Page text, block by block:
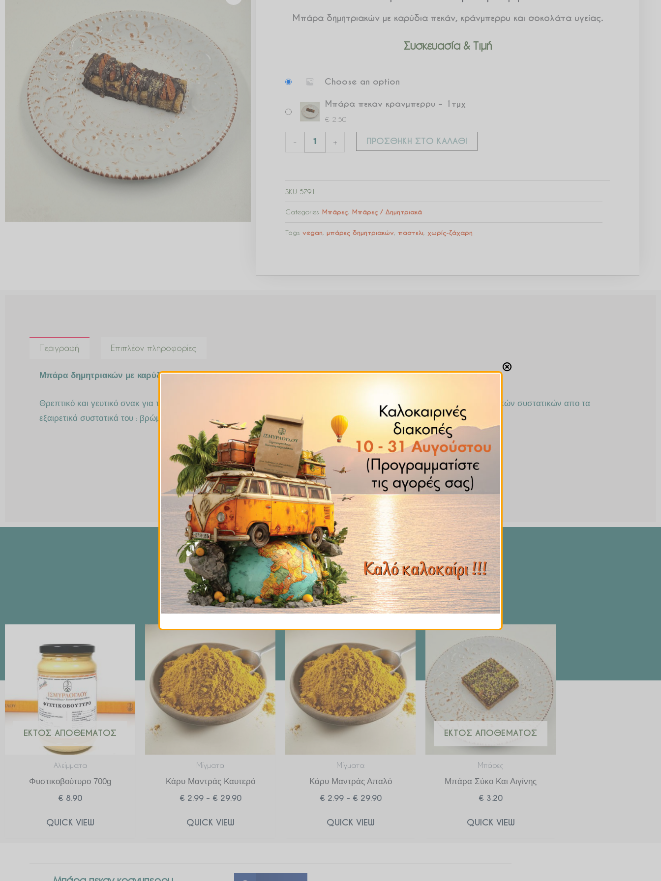
Μπάρα δημητριακών με καρύδια πεκάν, κράνμπερρυ και σοκολάτα υγείας.
Συσκευασία & Τιμή
Choose an option
Μπάρα πεκαν κρανμπερρυ – 1τμχ
€ 2.50
-
πεκαν
κρανμπερρυ
ποσότητα
+ ΠΡΟΣΘΉΚΗ ΣΤΟ ΚΑΛΆΘΙ
SKU 5791
Categories Μπάρες Μπάρες / Δημητριακά
Tags vegan μπάρες δημητριακών παστελι χωρίς-ζάχαρη
Περιγραφή Επιπλέον πληροφορίες
Μπάρα δημητριακών με καρύδια πεκάν, κράνμπερρυ και σοκολάτα υγείας.
Θρεπτικό και γευτικό σνακ για το σχολείο, το γραφείο, την νηστεία. Εξαιρετικός συνδυασμός γεύσεων και ωφέλιμων θρεπτικών συστατικών απο τα
εξαιρετικά συστατικά του : βρώμη, μέλι, ξηροί καρποί, φρούτα. Οι μπάρες μας είναι ωμές και χωρίς προσθήκη ζάχαρης.
ΙΣΩΣ ΣΑΣ ΑΡΕΣΟΥΝ
ΕΚΤΌΣ ΑΠΟΘΈΜΑΤΟΣ
Αλείμματα
Φυστικοβούτυρο 700g
€ 8.90
QUICK VIEW
Μίγματα
Κάρυ Μαντράς Καυτερό
€2.99 – €29.90
Price
€ 2.99
through
€ 29.90
QUICK VIEW
Μίγματα
Κάρυ Μαντράς Απαλό
€2.99 – €29.90
Price
€ 2.99
through
€ 29.90
QUICK VIEW
ΕΚΤΌΣ ΑΠΟΘΈΜΑΤΟΣ
Μπάρες
Μπάρα Σύκο Και Αιγίνης
€ 3.20
QUICK VIEW